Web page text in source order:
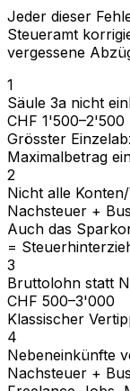
Jeder dieser
Steueramt
vergessene
1
Säule 3a nicht
CHF 1'500–2'500
Grösster
Maximalbetrag
2
Nicht alle
Nachsteuer +
Auch das
=
3
Bruttolohn statt
CHF 500–3'000
Klassischer
4
Nebeneinkünfte
Nachsteuer +